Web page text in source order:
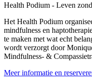
Health Podium - Leven
Het Health Podium
mindfulness en
te maken met wat echt
wordt verzorgt door
Mindfulness- &
Meer informatie en